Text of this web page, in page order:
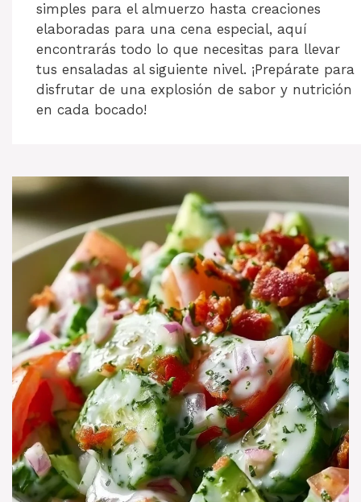
simples para el almuerzo hasta creaciones
elaboradas para una cena especial, aquí
encontrarás todo lo que necesitas para llevar
tus ensaladas al siguiente nivel. ¡Prepárate para
disfrutar de una explosión de sabor y nutrición
en cada bocado!